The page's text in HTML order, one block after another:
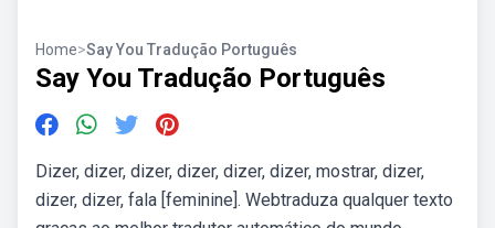
Home>Say You Tradução Português
Say You Tradução Português
Dizer, dizer, dizer, dizer, dizer, dizer, mostrar, dizer,
dizer, dizer, fala [feminine]. Webtraduza qualquer texto